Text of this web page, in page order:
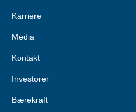
Karriere
Media
Kontakt
Investorer
Bærekraft